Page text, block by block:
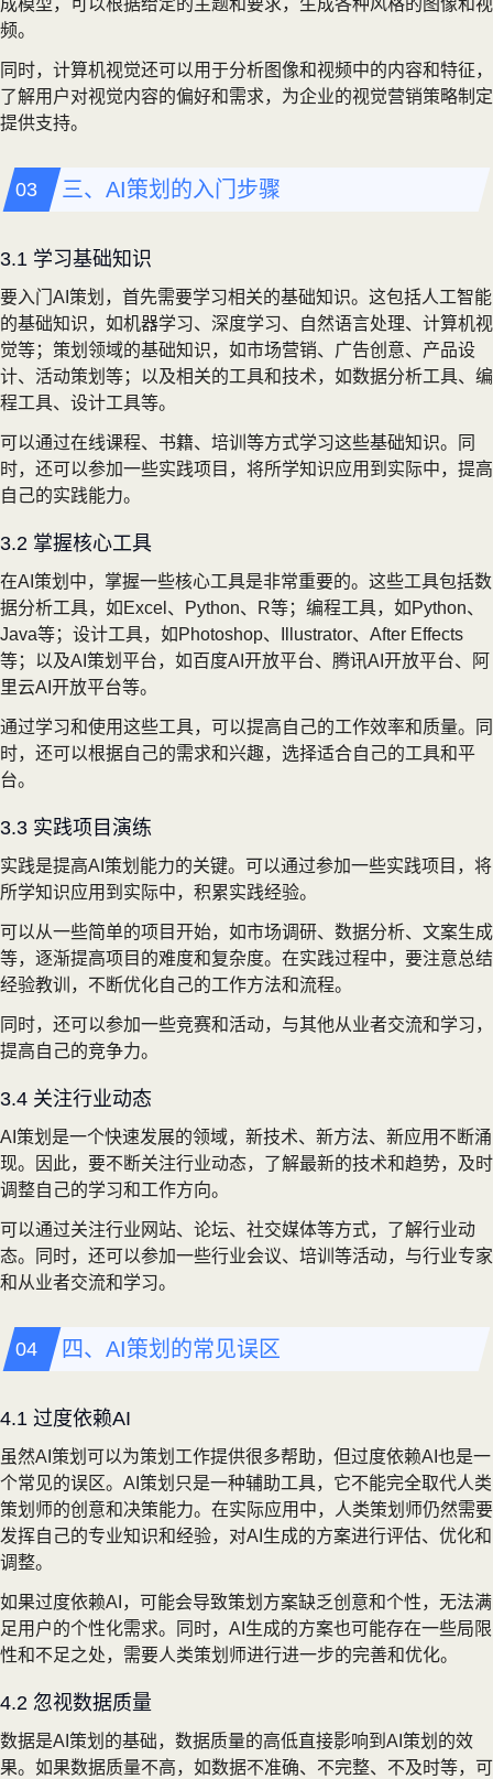
成模型，可以根据给定的主题和要求，生成各种风格的图像和视
频。
同时，计算机视觉还可以用于分析图像和视频中的内容和特征，
了解用户对视觉内容的偏好和需求，为企业的视觉营销策略制定
提供支持。
三、AI策划的入门步骤
3.1 学习基础知识
要入门AI策划，首先需要学习相关的基础知识。这包括人工智能
的基础知识，如机器学习、深度学习、自然语言处理、计算机视
觉等；策划领域的基础知识，如市场营销、广告创意、产品设
计、活动策划等；以及相关的工具和技术，如数据分析工具、编
程工具、设计工具等。
可以通过在线课程、书籍、培训等方式学习这些基础知识。同
时，还可以参加一些实践项目，将所学知识应用到实际中，提高
自己的实践能力。
3.2 掌握核心工具
在AI策划中，掌握一些核心工具是非常重要的。这些工具包括数
据分析工具，如Excel、Python、R等；编程工具，如Python、
Java等；设计工具，如Photoshop、Illustrator、After Effects
等；以及AI策划平台，如百度AI开放平台、腾讯AI开放平台、阿
里云AI开放平台等。
通过学习和使用这些工具，可以提高自己的工作效率和质量。同
时，还可以根据自己的需求和兴趣，选择适合自己的工具和平
台。
3.3 实践项目演练
实践是提高AI策划能力的关键。可以通过参加一些实践项目，将
所学知识应用到实际中，积累实践经验。
可以从一些简单的项目开始，如市场调研、数据分析、文案生成
等，逐渐提高项目的难度和复杂度。在实践过程中，要注意总结
经验教训，不断优化自己的工作方法和流程。
同时，还可以参加一些竞赛和活动，与其他从业者交流和学习，
提高自己的竞争力。
3.4 关注行业动态
AI策划是一个快速发展的领域，新技术、新方法、新应用不断涌
现。因此，要不断关注行业动态，了解最新的技术和趋势，及时
调整自己的学习和工作方向。
可以通过关注行业网站、论坛、社交媒体等方式，了解行业动
态。同时，还可以参加一些行业会议、培训等活动，与行业专家
和从业者交流和学习。
四、AI策划的常见误区
4.1 过度依赖AI
虽然AI策划可以为策划工作提供很多帮助，但过度依赖AI也是一
个常见的误区。AI策划只是一种辅助工具，它不能完全取代人类
策划师的创意和决策能力。在实际应用中，人类策划师仍然需要
发挥自己的专业知识和经验，对AI生成的方案进行评估、优化和
调整。
如果过度依赖AI，可能会导致策划方案缺乏创意和个性，无法满
足用户的个性化需求。同时，AI生成的方案也可能存在一些局限
性和不足之处，需要人类策划师进行进一步的完善和优化。
4.2 忽视数据质量
数据是AI策划的基础，数据质量的高低直接影响到AI策划的效
果。如果数据质量不高，如数据不准确、不完整、不及时等，可